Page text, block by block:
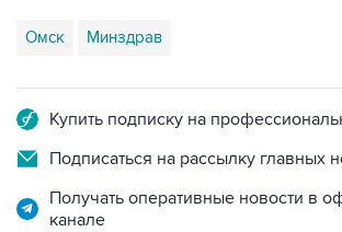
Омск Минздрав
Купить подписку на
Подписаться на рассылку главных
Получать оперативные новости в
канале